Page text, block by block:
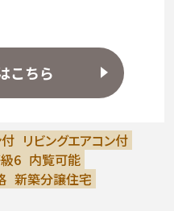
こちら
リビングエアコン付
6 内覧可能
新築分譲住宅